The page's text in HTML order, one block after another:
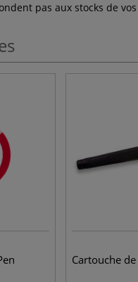
pas aux stocks de
Cartouche